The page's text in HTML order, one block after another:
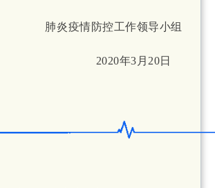
肺炎疫情防控工作领导小组
2020年3月20日